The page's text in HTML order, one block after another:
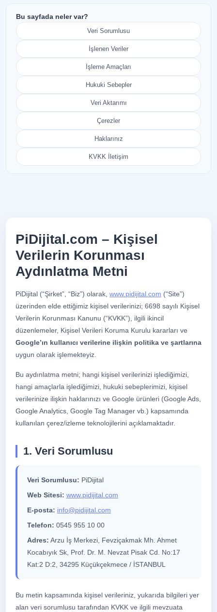
Bu sayfada neler var?
Veri Sorumlusu
İşlenen Veriler
İşleme Amaçları
Hukuki Sebepler
Veri Aktarımı
Çerezler
Haklarınız
KVKK İletişim
PiDijital.com – Kişisel
Verilerin Korunması
Aydınlatma Metni
PiDijital (“Şirket”, “Biz”) olarak, www.pidijital.com (“Site”)
üzerinden elde ettiğimiz kişisel verilerinizi; 6698 sayılı Kişisel
Verilerin Korunması Kanunu (“KVKK”), ilgili ikincil
düzenlemeler, Kişisel Verileri Koruma Kurulu kararları ve
Google’ın kullanıcı verilerine ilişkin politika ve şartlarına
uygun olarak işlemekteyiz.
Bu aydınlatma metni; hangi kişisel verilerinizi işlediğimizi,
hangi amaçlarla işlediğimizi, hukuki sebeplerimizi, kişisel
verilerinize ilişkin haklarınızı ve Google ürünleri (Google Ads,
Google Analytics, Google Tag Manager vb.) kapsamında
kullanılan çerez/izleme teknolojilerini açıklamaktadır.
1. Veri Sorumlusu
Veri Sorumlusu: PiDijital
Web Sitesi: www.pidijital.com
E-posta: info@pidijital.com
Telefon: 0545 955 10 00
Adres: Arzu İş Merkezi, Fevziçakmak Mh. Ahmet
Kocabıyık Sk, Prof. Dr. M. Nevzat Pisak Cd. No:17
Kat:2 D:2, 34295 Küçükçekmece / İSTANBUL
Bu metin kapsamında kişisel verileriniz, yukarıda bilgileri yer
alan veri sorumlusu tarafından KVKK ve ilgili mevzuata